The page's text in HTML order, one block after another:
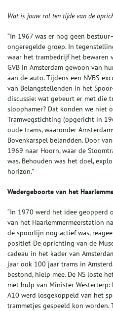
Wat is jouw rol ten tijde van de
“In 1967 was er nog geen
ongeregelde groep. In
waar het trambedrijf het bewaren
GVB in Amsterdam gewoon van
aan de auto. Tijdens een NVBS-
van Belangstellenden in het
discussie: wat gebeurt er met die
sloophamer? Dat konden we niet
Tramwegstichting (opgericht in
oude trams, waaronder
Bovenkarspel belandden. Door
1969 naar Hoorn, waar de
was. Behouden was het doel,
horizon.”
Wedergeboorte van het
“In 1970 werd het idee geopperd
van het Haarlemmermeerstation
de spoorlijn nog actief was,
positief. De oprichting van de
cadeau in het kader van
jaar ook 100 jaar trams in
bestond, hielp mee. De NS loste
met hulp van Minister
A10 werd losgekoppeld van het
trammetjes gespeeld kon worden.